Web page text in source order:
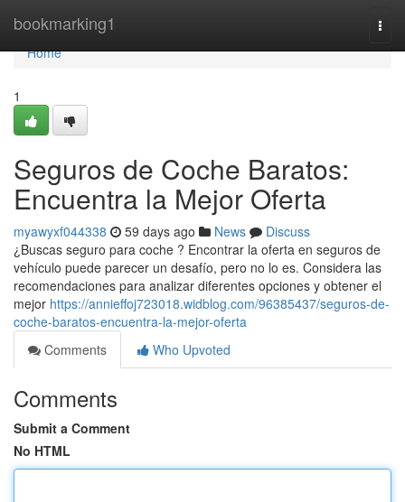
bookmarking1
Home
Home
1
Seguros de Coche Baratos:
Encuentra la Mejor Oferta
myawyxf044338 59 days ago News
Discuss
¿Buscas seguro para coche ? Encontrar la oferta en seguros de
vehículo puede parecer un desafío, pero no lo es. Considera las
recomendaciones para analizar diferentes opciones y obtener el
mejor https://annieffoj723018.widblog.com/96385437/seguros-de-
coche-baratos-encuentra-la-mejor-oferta
Comments
Who Upvoted
Comments
Submit a Comment
No HTML